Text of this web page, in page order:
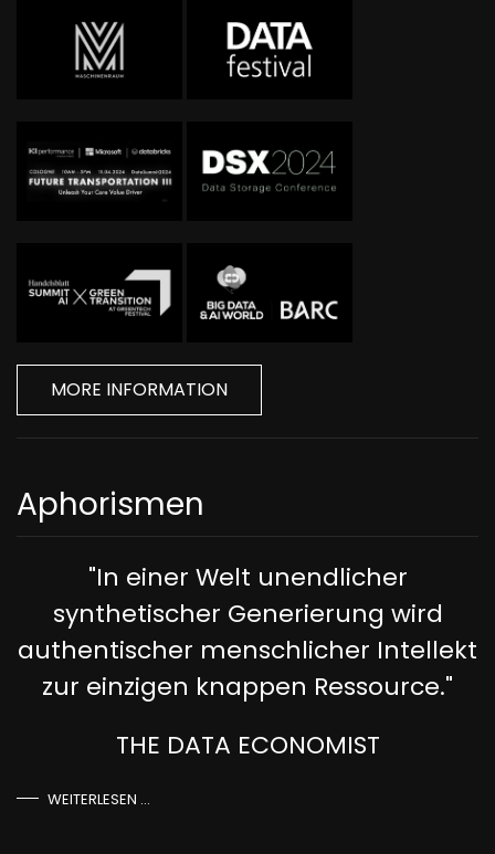
MORE INFORMATION
Aphorismen
"In einer Welt unendlicher
synthetischer Generierung wird
authentischer menschlicher Intellekt
zur einzigen knappen Ressource."
THE DATA ECONOMIST
WEITERLESEN …